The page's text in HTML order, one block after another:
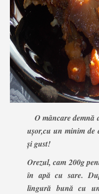
O mâncare demnă
ușor,cu un minim de
și gust!
Orezul, cam 200g
în apă cu sare.
lingură bună cu